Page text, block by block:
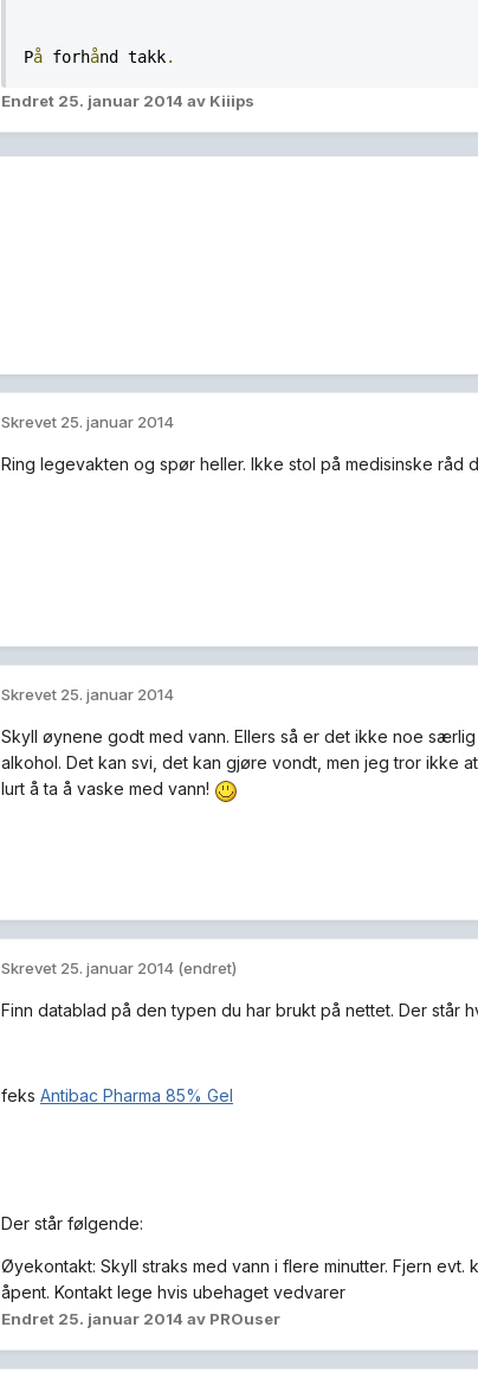
På forhånd takk.
Endret 25. januar 2014 av Kiiips
Skrevet 25. januar 2014
Ring legevakten og spør heller. Ikke stol på medisinske råd
Skrevet 25. januar 2014
Skyll øynene godt med vann. Ellers så er det ikke noe
alkohol. Det kan svi, det kan gjøre vondt, men jeg tror ikke
lurt å ta å vaske med vann!
Skrevet 25. januar 2014 (endret)
Finn datablad på den typen du har brukt på nettet. Der står
feks Antibac Pharma 85% Gel
Der står følgende:
Øyekontakt: Skyll straks med vann i flere minutter. Fjern evt.
åpent. Kontakt lege hvis ubehaget vedvarer
Endret 25. januar 2014 av PROuser